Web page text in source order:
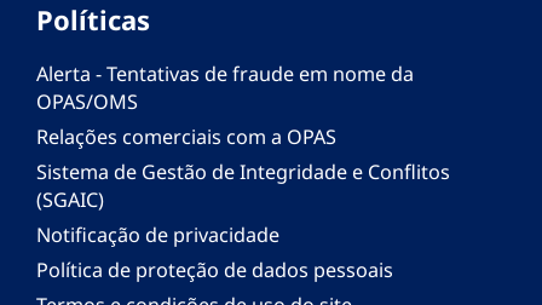
Políticas
Alerta - Tentativas de fraude em nome da
OPAS/OMS
Relações comerciais com a OPAS
Sistema de Gestão de Integridade e Conflitos
(SGAIC)
Notificação de privacidade
Política de proteção de dados pessoais